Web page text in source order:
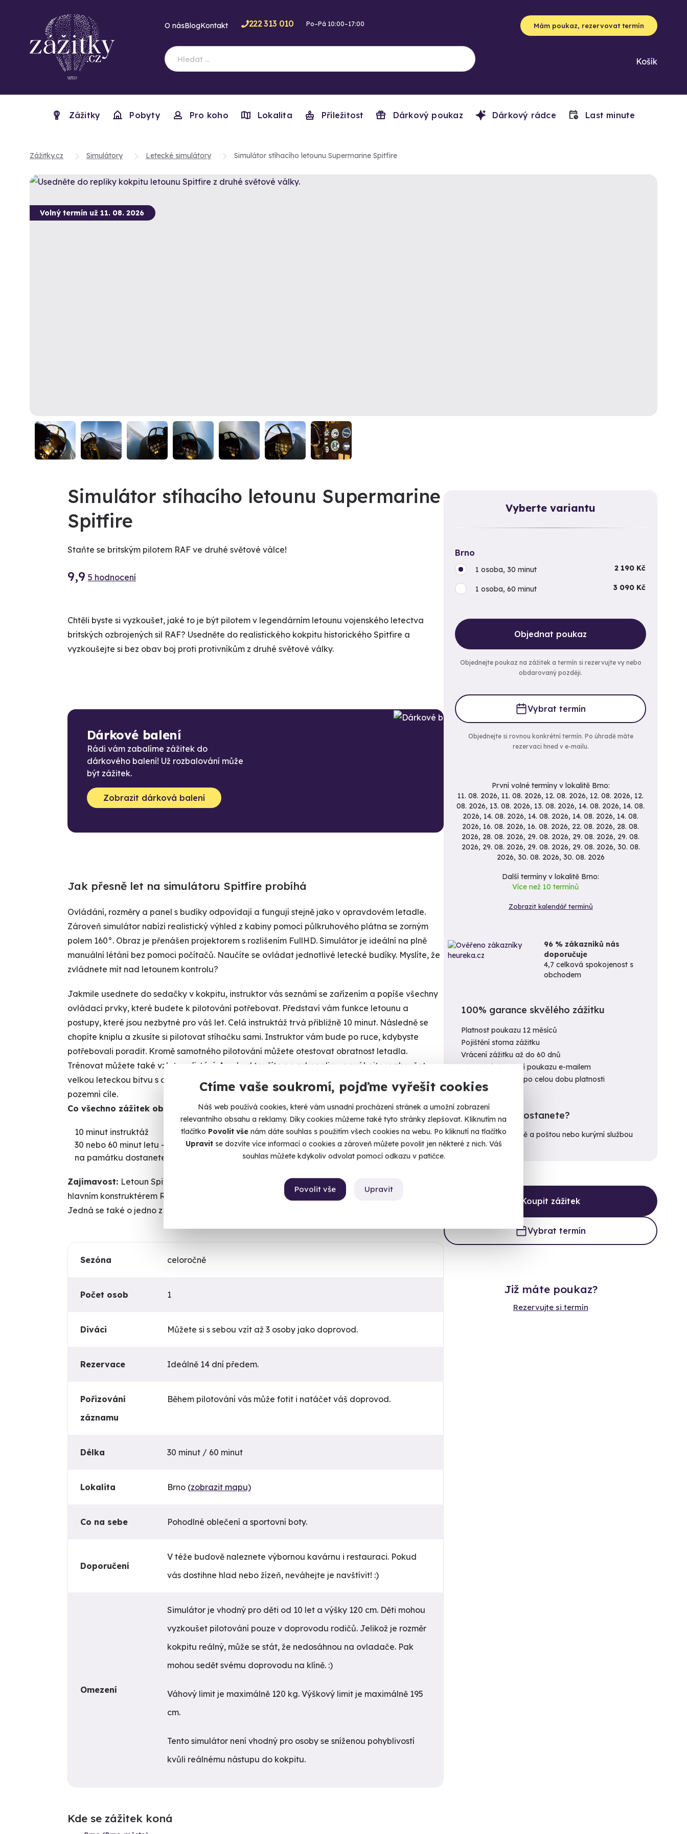
Ctíme vaše soukromí, pojďme vyřešit cookies
Náš web používá cookies, které vám usnadní procházení stránek a umožní zobrazení
relevantního obsahu a reklamy. Díky cookies můžeme také tyto stránky zlepšovat. Kliknutím na
tlačítko Povolit vše nám dáte souhlas s použitím všech cookies na webu. Po kliknutí na tlačítko
Upravitse dozvíte více informací o cookies a zároveň můžete povolit jen některé z nich. Váš
souhlas můžete kdykoliv odvolat pomocí odkazu v patičce.
Upravit
Povolit vše
O násBlogKontakt 222 313 010 Po–Pá 10:00–17:00 Mám poukaz, rezervovat termín
Košík
Zážitky Pobyty Pro koho Lokalita Příležitost Dárkový poukaz Dárkový rádce Last minute
Zážitky.cz Simulátory Letecké simulátory Simulátor stíhacího letounu Supermarine Spitfire
Volný termín už 11. 08. 2026
Vyberte variantu
Brno
1 osoba, 30 minut 2 190 Kč
1 osoba, 60 minut 3 090 Kč
Objednat poukaz
Objednejte poukaz na zážitek a termín si rezervujte vy nebo
obdarovaný později.
Vybrat termín
Objednejte si rovnou konkrétní termín. Po úhradě máte
rezervaci hned v e-mailu.
První volné termíny v lokalitě Brno:
11. 08. 2026, 11. 08. 2026, 12. 08. 2026, 12. 08. 2026, 12.
08. 2026, 13. 08. 2026, 13. 08. 2026, 14. 08. 2026, 14. 08.
2026, 14. 08. 2026, 14. 08. 2026, 14. 08. 2026, 14. 08.
2026, 16. 08. 2026, 16. 08. 2026, 22. 08. 2026, 28. 08.
2026, 28. 08. 2026, 29. 08. 2026, 29. 08. 2026, 29. 08.
2026, 29. 08. 2026, 29. 08. 2026, 29. 08. 2026, 30. 08.
2026, 30. 08. 2026, 30. 08. 2026
Další termíny v lokalitě Brno:
Více než 10 termínů
Zobrazit kalendář termínů
Kalendář volných
Termíny pro zvolenou variantu:
Chcete rezervovat termín?
96 % zákazníků nás
doporučuje
4,7 celková spokojenost s
obchodem
100% garance skvělého zážitku
Platnost poukazu 12 měsíců
Pojištění storna zážitku
Vrácení zážitku až do 60 dnů
Okamžité doručení poukazu e-mailem
Výměna poukazu po celou dobu platnosti
Kdy poukaz dostanete?
E-mailem okamžitě a poštou nebo kurýrní službou
do11. 8. (úterý)
Koupit zážitek
Vybrat termín
Již máte poukaz?
Rezervujte si termín
Simulátor stíhacího letounu Supermarine
Spitfire
Staňte se britským pilotem RAF ve druhé světové válce!
9,9 5 hodnocení
Chtěli byste si vyzkoušet, jaké to je být pilotem v legendárním letounu vojenského letectva
britských ozbrojených sil RAF? Usedněte do realistického kokpitu historického Spitfire a
vyzkoušejte si bez obav boj proti protivníkům z druhé světové války.
Dárkové balení
Rádi vám zabalíme zážitek do
dárkového balení! Už rozbalování může
být zážitek.
Zobrazit dárková balení
Jak přesně let na simulátoru Spitfire probíhá
Ovládání, rozměry a panel s budíky odpovídají a fungují stejně jako v opravdovém letadle.
Zároveň simulátor nabízí realistický výhled z kabiny pomocí půlkruhového plátna se zorným
polem 160°. Obraz je přenášen projektorem s rozlišením FullHD. Simulátor je ideální na plně
manuální létání bez pomoci počítačů. Naučíte se ovládat jednotlivé letecké budíky. Myslíte, že
zvládnete mít nad letounem kontrolu?
Jakmile usednete do sedačky v kokpitu, instruktor vás seznámí se zařízením a popíše všechny
ovládací prvky, které budete k pilotování potřebovat. Představí vám funkce letounu a
postupy, které jsou nezbytné pro váš let. Celá instruktáž trvá přibližně 10 minut. Následně se
chopíte kniplu a zkusíte si pilotovat stíhačku sami. Instruktor vám bude po ruce, kdybyste
potřebovali poradit. Kromě samotného pilotování můžete otestovat obratnost letadla.
Trénovat můžete také vzlet a přistání. A pokud toužíte po adrenalinu, neváhejte vyzkoušet
velkou leteckou bitvu s desítkami letadel, která budete muset zneškodnit. Útočit můžete i na
pozemní cíle.
Co všechno zážitek obsahuje:
10 minut instruktáž
30 nebo 60 minut letu - podle Vámi zvolené varianty
na památku dostanete pilotní průkaz s vaším jménem :)
Zajímavost: Letoun Spitfire byl jedním z nejlepších stíhacích strojů své doby. Byl navržen
hlavním konstruktérem R. J. Mitchellem a vyznačoval se svou obratností, rychlostí a výkonností.
Jedná se také o jedno z prvních letadel se zatahovatelným podvozkem.
Sezóna celoročně
Počet osob 1
Diváci Můžete si s sebou vzít až 3 osoby jako doprovod.
Rezervace Ideálně 14 dní předem.
Pořizování
záznamu
Během pilotování vás může fotit i natáčet váš doprovod.
Délka 30 minut / 60 minut
Lokalita Brno (zobrazit mapu)
Co na sebe Pohodlné oblečení a sportovní boty.
Doporučení
V téže budově naleznete výbornou kavárnu i restauraci. Pokud
vás dostihne hlad nebo žízeň, neváhejte je navštívit! :)
Omezení
Simulátor je vhodný pro děti od 10 let a výšky 120 cm. Děti mohou
vyzkoušet pilotování pouze v doprovodu rodičů. Jelikož je rozměr
kokpitu reálný, může se stát, že nedosáhnou na ovladače. Pak
mohou sedět svému doprovodu na klíně. :)
Váhový limit je maximálně 120 kg. Výškový limit je maximálně 195
cm.
Tento simulátor není vhodný pro osoby se sníženou pohyblivostí
kvůli reálnému nástupu do kokpitu.
Kde se zážitek koná